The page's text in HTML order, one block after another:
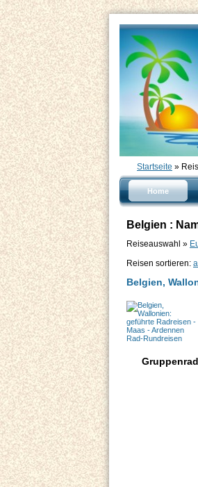
Startseite »
Home
Belgien :
Reiseauswahl »
Reisen sortieren:
Belgien,